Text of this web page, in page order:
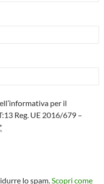
per il
Reg. UE 2016/679 –
*
lo spam.Scopri come